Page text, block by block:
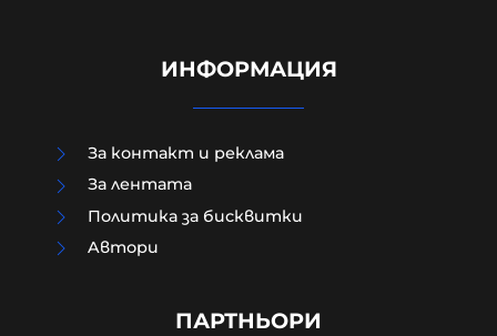
Д-р Веселин Герев: Отглеждат се
периодът между 12 и 16 г.
ИНФОРМАЦИЯ
За контакт и реклама
За лентата
Политика за бисквитки
Aвтори
ПАРТНЬОРИ